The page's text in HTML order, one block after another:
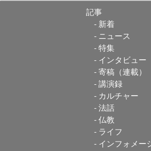
記事
新着
ニュース
特集
インタビュー
寄稿（連載）
講演録
カルチャー
法話
仏教
ライフ
インフォメー